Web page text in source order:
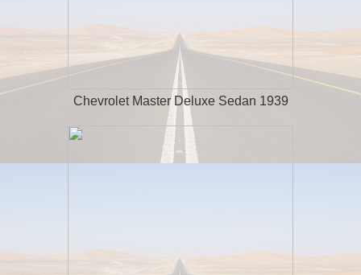
Chevrolet Master Deluxe Sedan 1939